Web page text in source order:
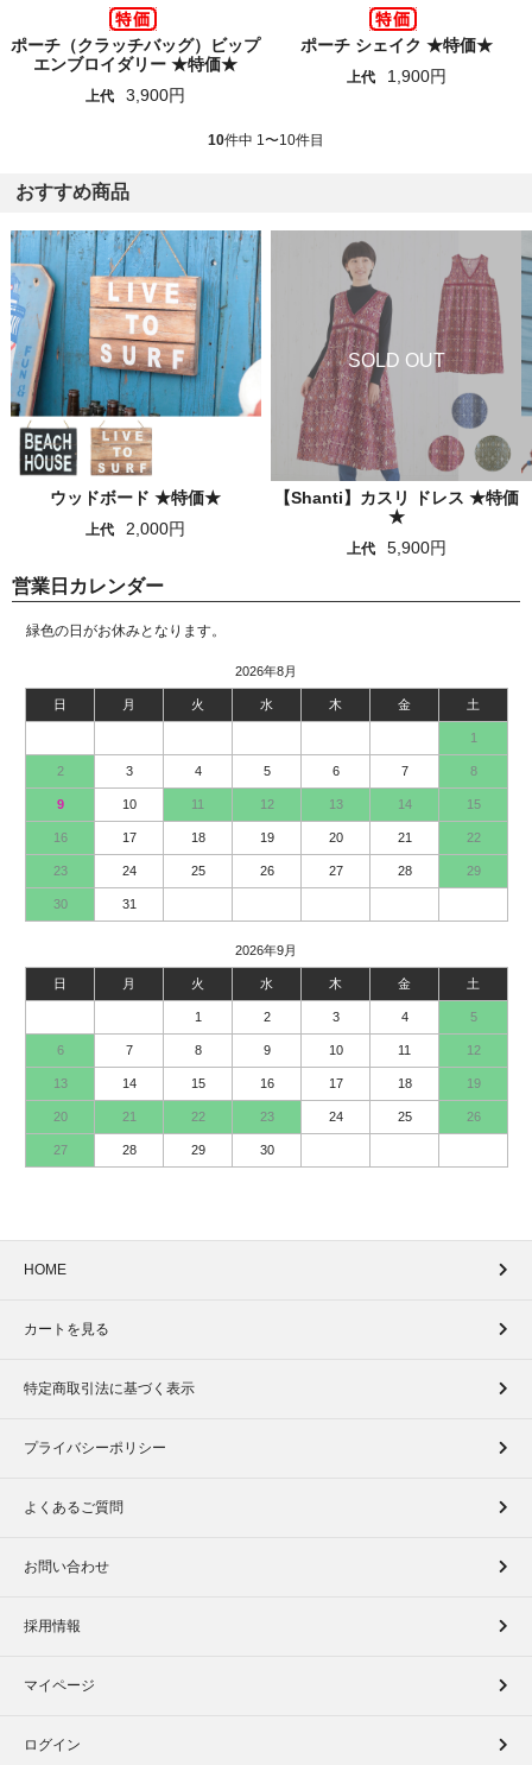
ポーチ（クラッチバッグ）ビップ
エンブロイダリー ★特価★
上代 3,900円
ポーチ シェイク ★特価★
上代 1,900円
10件中 1〜10件目
おすすめ商品
ウッドボード ★特価★
上代 2,000円
【Shanti】カスリ ドレス ★特価
★
上代 5,900円
営業日カレンダー
緑色の日がお休みとなります。
2026年8月
日 月 火 水 木 金 土
1
2 3 4 5 6 7 8
9 10 11 12 13 14 15
16 17 18 19 20 21 22
23 24 25 26 27 28 29
30 31
2026年9月
日 月 火 水 木 金 土
1 2 3 4 5
6 7 8 9 10 11 12
13 14 15 16 17 18 19
20 21 22 23 24 25 26
27 28 29 30
HOME
カートを見る
特定商取引法に基づく表示
プライバシーポリシー
よくあるご質問
お問い合わせ
採用情報
マイページ
ログイン